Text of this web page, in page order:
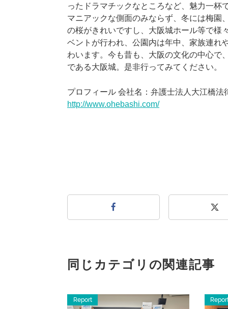
ったドラマチックなところなど、魅力一杯
マニアックな側面のみならず、冬には梅園
の桜がきれいですし、大阪城ホール等で様
ベントが行われ、公園内は年中、家族連れ
わいます。今も昔も、大阪の文化の中心で
である大阪城。是非行ってみてください。
プロフィール 会社名：弁護士法人大江橋法
http://www.ohebashi.com/
同じカテゴリの関連記事
Report